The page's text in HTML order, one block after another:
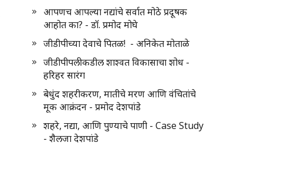
आपणच आपल्या नद्यांचे सर्वात मोठे प्रदूषक
आहोत का? - डॉ. प्रमोद मोघे
जीडीपीच्या देवाचे पितळ! - अनिकेत मोताळे
जीडीपीपलीकडील शाश्वत विकासाचा शोध -
हरिहर सारंग
बेधुंद शहरीकरण, मातीचे मरण आणि वंचितांचे
मूक आक्रंदन - प्रमोद देशपांडे
शहरे, नद्या, आणि पुण्याचे पाणी - Case Study
- शैलजा देशपांडे